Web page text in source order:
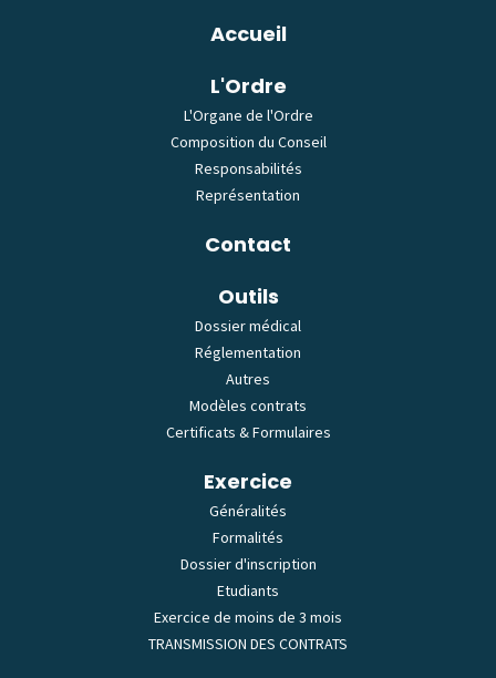
Accueil
L'Ordre
L'Organe de l'Ordre
Composition du Conseil
Responsabilités
Représentation
Contact
Outils
Dossier médical
Réglementation
Autres
Modèles contrats
Certificats & Formulaires
Exercice
Généralités
Formalités
Dossier d'inscription
Etudiants
Exercice de moins de 3 mois
TRANSMISSION DES CONTRATS